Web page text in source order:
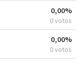
0,00%
0 votos
0,00%
0 votos